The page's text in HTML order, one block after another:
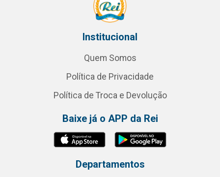
Institucional
Quem Somos
Política de Privacidade
Política de Troca e Devolução
Baixe já o APP da Rei
Departamentos